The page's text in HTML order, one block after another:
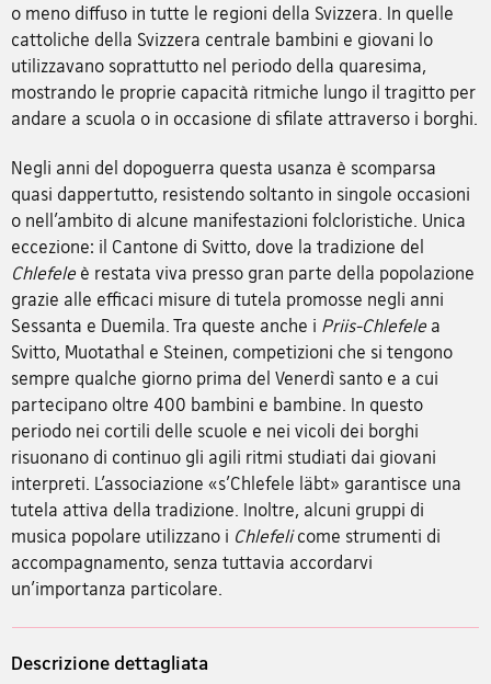
o meno diffuso in tutte le regioni della Svizzera. In quelle
cattoliche della Svizzera centrale bambini e giovani lo
utilizzavano soprattutto nel periodo della quaresima,
mostrando le proprie capacità ritmiche lungo il tragitto per
andare a scuola o in occasione di sfilate attraverso i borghi.
Negli anni del dopoguerra questa usanza è scomparsa
quasi dappertutto, resistendo soltanto in singole occasioni
o nell’ambito di alcune manifestazioni folcloristiche. Unica
eccezione: il Cantone di Svitto, dove la tradizione del
Chlefele è restata viva presso gran parte della popolazione
grazie alle efficaci misure di tutela promosse negli anni
Sessanta e Duemila. Tra queste anche i Priis-Chlefele a
Svitto, Muotathal e Steinen, competizioni che si tengono
sempre qualche giorno prima del Venerdì santo e a cui
partecipano oltre 400 bambini e bambine. In questo
periodo nei cortili delle scuole e nei vicoli dei borghi
risuonano di continuo gli agili ritmi studiati dai giovani
interpreti. L’associazione «s’Chlefele läbt» garantisce una
tutela attiva della tradizione. Inoltre, alcuni gruppi di
musica popolare utilizzano i Chlefelicome strumenti di
accompagnamento, senza tuttavia accordarvi
un’importanza particolare.
Descrizione dettagliata